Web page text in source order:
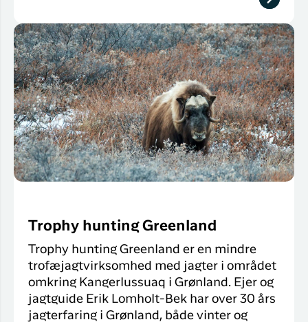
Trophy hunting Greenland
Trophy hunting Greenland er en mindre
trofæjagtvirksomhed med jagter i området
omkring Kangerlussuaq i Grønland. Ejer og
jagtguide Erik Lomholt-Bek har over 30 års
jagterfaring i Grønland, både vinter og